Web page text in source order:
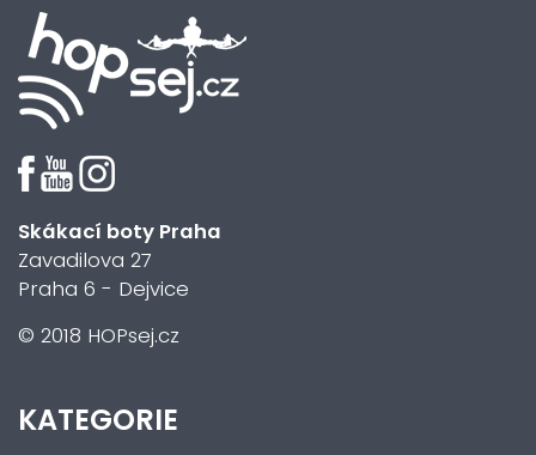
Skákací boty Praha
Zavadilova 27
Praha 6 - Dejvice
© 2018 HOPsej.cz
KATEGORIE